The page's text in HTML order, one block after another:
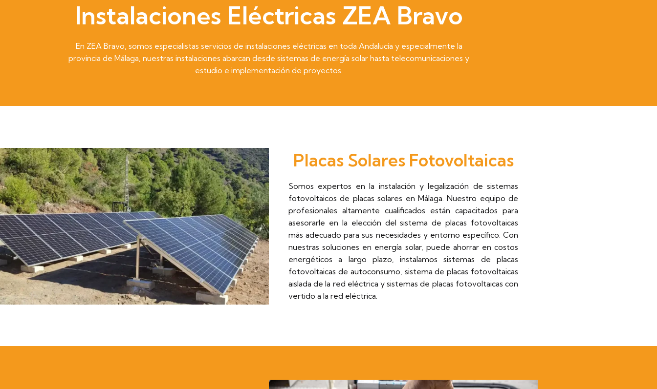
Instalaciones Eléctricas ZEA Bravo
En ZEA Bravo, somos especialistas servicios de instalaciones eléctricas en toda Andalucía y especialmente la
provincia de Málaga, nuestras instalaciones abarcan desde sistemas de energía solar hasta telecomunicaciones y
estudio e implementación de proyectos.
Placas Solares Fotovoltaicas
Somos expertos en la instalación y legalización de sistemas
fotovoltaicos de placas solares en Málaga. Nuestro equipo de
profesionales altamente cualificados están capacitados para
asesorarle en la elección del sistema de placas fotovoltaicas
más adecuado para sus necesidades y entorno específico. Con
nuestras soluciones en energía solar, puede ahorrar en costos
energéticos a largo plazo, instalamos sistemas de placas
fotovoltaicas de autoconsumo, sistema de placas fotovoltaicas
aislada de la red eléctrica y sistemas de placas fotovoltaicas con
vertido a la red eléctrica.